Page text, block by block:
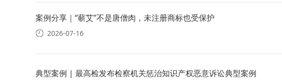
案例分享｜“蕲艾”不是唐僧肉，未注册商标也受保护
2026-07-16
典型案例 | 最高检发布检察机关惩治知识产权恶意诉讼典型案例